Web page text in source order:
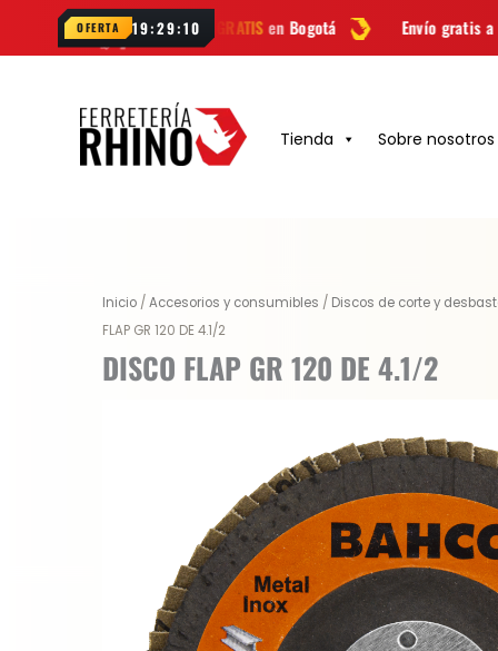
OFERTA 19:29:09
EnvíoGRATISen Bogotá Envío gratis a todo Colombia
Tienda Sobre nosotros
Inicio /Accesorios y consumibles / Discos de corte y
FLAP GR 120 DE 4.1/2
DISCO FLAP GR 120 DE 4.1/2